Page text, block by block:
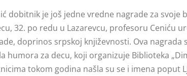
dobitnik je još jedne vredne nagrade za svoje
32. po redu u Lazarevcu, profesoru Ceniću
doprinos srpskoj književnosti. Ova nagrada
humora za decu, koji organizuje Biblioteka
tokom godina našla su se i imena poput